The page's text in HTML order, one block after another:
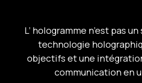
L’ hologramme n’est pas
technologie
objectifs et une
communication en